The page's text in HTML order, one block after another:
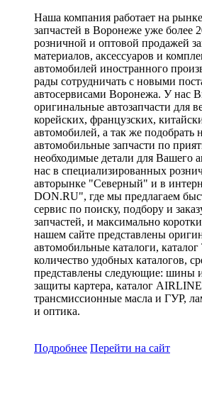
Наша компания работает на
запчастей в Воронеже уже более
розничной и оптовой продажей
материалов, аксессуаров и
автомобилей иностранного
рады сотрудничать с новыми
автосервисами Воронежа. У нас
оригинальные автозапчасти для
корейских, французских,
автомобилей, а так же подобрать
автомобильные запчасти по
необходимые детали для Вашего
нас в специализированных
авторынке "Северный" и в
DON.RU", где мы предлагаем
сервис по поиску, подбору и
запчастей, и максимально
нашем сайте представлены
автомобильные каталоги,
количество удобных каталогов,
представлены следующие: шины
защиты картера, каталог
трансмиссионные масла и ГУР,
и оптика.
Подробнее Перейти на сайт